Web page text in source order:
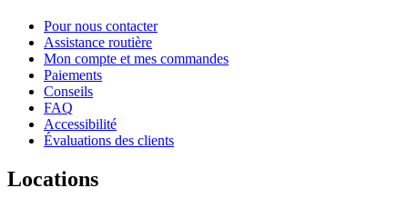
Pour nous contacter
Assistance routière
Mon compte et mes commandes
Paiements
Conseils
FAQ
Accessibilité
Évaluations des clients
Locations